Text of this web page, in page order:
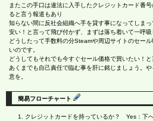
またこの手口は違法に入手したクレジットカード番
ると言う報道もあり
知らない間に反社会組織へ手を貸す事になってしま
安い！と言って飛び付かず、まずは落ち着いて一呼吸
どうしたって手数料の分Steamや周辺サイトのセー
いのです。
どうしてもそれでも今すぐセール価格で買いたい！と
あくまでも自己責任で臨む事を肝に銘じましょう。
意を。
簡易フローチャート
クレジットカードを持っているか？ Yes：下